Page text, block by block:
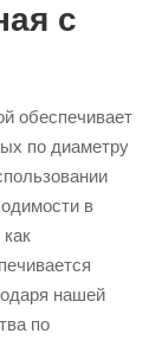
с
обеспечивает
по диаметру
в
нашей
по